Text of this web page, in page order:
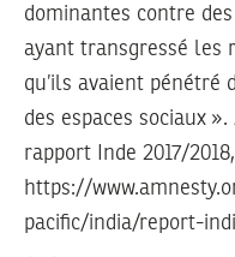
dominantes contre des
ayant transgressé les
qu’ils avaient pénétré
des espaces sociaux
rapport Inde 2017/
https://
pacific/india/report-